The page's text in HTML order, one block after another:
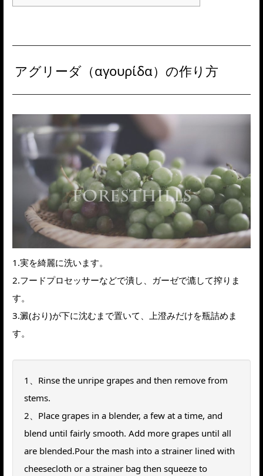
アグリーダ（αγουρίδα）の作り方
1.実を綺麗に洗います。
2.フードプロセッサーなどで潰し、ガーゼで漉して搾りま
す。
3.澱(おり)が下に沈むまで置いて、上澄みだけを瓶詰めま
す。
1、Rinse the unripe grapes and then remove from
stems.
2、Place grapes in a blender, a few at a time, and
blend until fairly smooth. Add more grapes until all
are blended.Pour the mash into a strainer lined with
cheesecloth or a strainer bag then squeeze to